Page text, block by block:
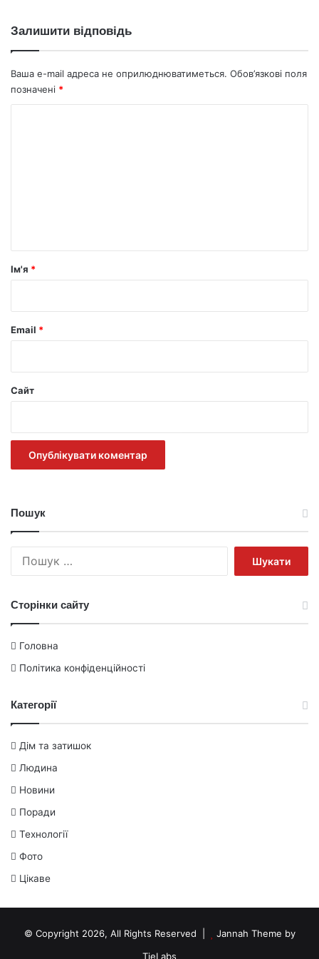
Залишити відповідь
Ваша e-mail адреса не оприлюднюватиметься. Обов’язкові поля
позначені *
рІм'я *
Email *
Сайт
Пошук
Сторінки сайту
Головна
Політика конфіденційності
Категорії
Дім та затишок
Людина
Новини
Поради
Технології
Фото
Цікаве
© Copyright 2026, All Rights Reserved |
Jannah Theme by
TieLabs